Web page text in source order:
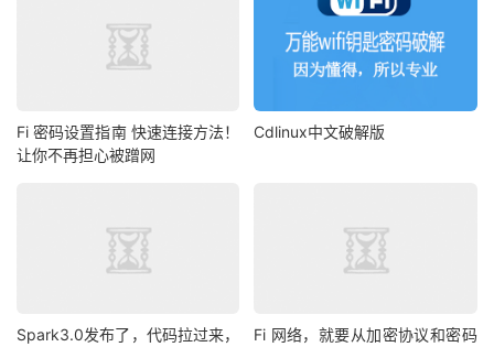
Fi 密码设置指南 快速连接方法！
让你不再担心被蹭网
Cdlinux中文破解版
Spark3.0发布了，代码拉过来，
Fi 网络，就要从加密协议和密码